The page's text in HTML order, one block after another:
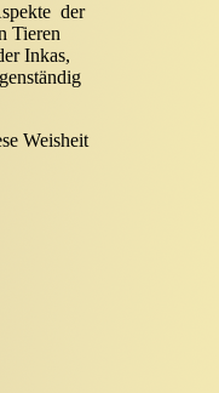
der
Tieren
Inkas,
Weisheit